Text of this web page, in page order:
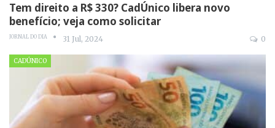
Tem direito a R$ 330? CadÚnico libera novo
benefício; veja como solicitar
JORNAL DO DIA 31 Jul, 2024 0
CADÚNICO